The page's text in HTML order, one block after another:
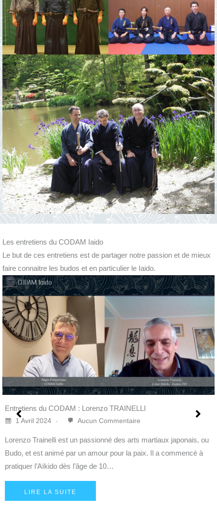
Les entretiens du CODAM Iaido
Le but de ces entretiens est de partager notre passion et de mieux
faire connaitre les budos et en particulier le Iaido.
japonais, ou
Il a commencé à
Entretiens du CODAM : Daniele Romanazzi
27 Novembre 2023
Daniele Romanazzi un passionné habité par
Le voyage de Daniele Romanazzi un Italien
autour de l’Aïkido et reste plein de gratitude